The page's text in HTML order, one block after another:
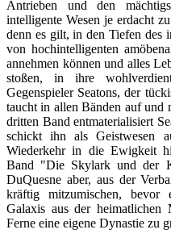
Antrieben und den
intelligente Wesen je erdacht
denn es gilt, in den Tiefen des
von hochintelligenten
annehmen können und alles
stoßen, in ihre
Gegenspieler Seatons, der
taucht in allen Bänden auf und
dritten Band entmaterialisiert
schickt ihn als Geistwesen
Wiederkehr in die Ewigkeit
Band "Die Skylark und der
DuQuesne aber, aus der
kräftig mitzumischen, bevor
Galaxis aus der heimatlichen
Ferne eine eigene Dynastie zu